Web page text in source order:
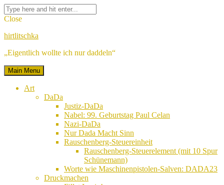
Skip
to
Facebook
Twitter
Google
Plus
Linkedin
Instagram
YouTube
Pinterest
Tumblr
Flickr
VK
Search
for:
Close
hirtlitschka
„Eigentlich wollte ich nur daddeln“
Main Menu
Art
DaDa
Justiz-DaDa
Nabel: 99. Geburtstag Paul Celan
Nazi-DaDa
Nur Dada Macht Sinn
Rauschenberg-Steuereinheit
Rauschenberg-Steuerelement (mit 10 Spur
Schünemann)
Worte wie Maschinenpistolen-Salven: DADA23
Druckmachen